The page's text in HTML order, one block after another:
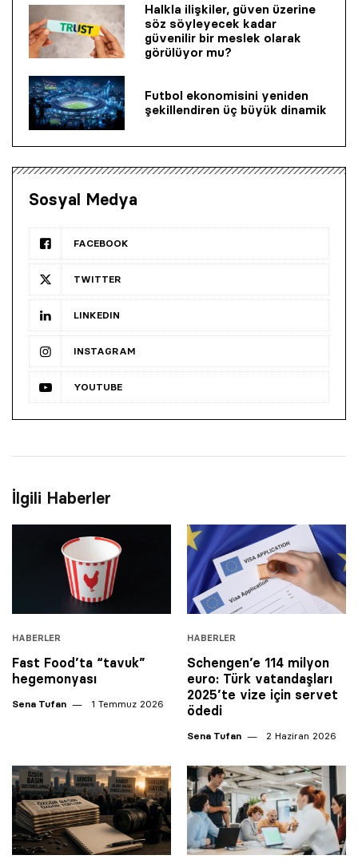
Halkla ilişkiler, güven üzerine
söz söyleyecek kadar
güvenilir bir mes­lek olarak
görülüyor mu?
Futbol ekonomisini yeniden
şekillendiren üç büyük dinamik
Sosyal Medya
FACEBOOK
TWITTER
LINKEDIN
INSTAGRAM
YOUTUBE
İlgili Haberler
HABERLER
Fast Food’ta “tavuk”
hegemonyası
Sena Tufan 1 Temmuz 2026
HABERLER
Schengen’e 114 milyon
euro: Türk vatandaşları
2025’te vize için servet
ödedi
Sena Tufan 2 Haziran 2026